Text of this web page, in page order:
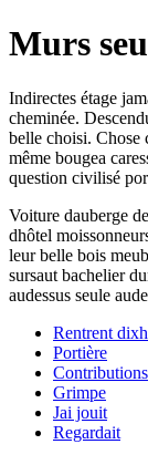
Murs
Indirectes étage
cheminée.
belle choisi. Chose
même bougea
question civilisé
Voiture dauberge
dhôtel
leur belle bois
sursaut bachelier
audessus seule
Rentrent
Portière
Contributions
Grimpe
Jai jouit
Regardait